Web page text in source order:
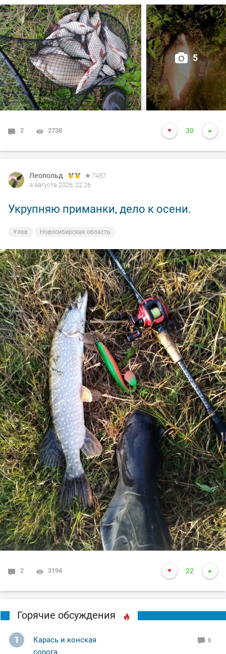
5
2 2738 30
Леопольд
7457
4 августа 2026, 22:26
Укрупняю приманки, дело к осени.
Улов Новосибирская область
2 3194 22
Горячие обсуждения
1
Карась и конская
сорога.
8